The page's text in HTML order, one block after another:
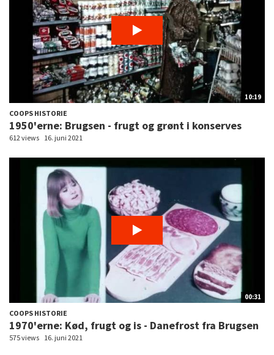
10:19
COOPS HISTORIE
1950'erne: Brugsen - frugt og grønt i konserves
612 views 16. juni 2021
00:31
COOPS HISTORIE
1970'erne: Kød, frugt og is - Danefrost fra Brugsen
575 views 16. juni 2021